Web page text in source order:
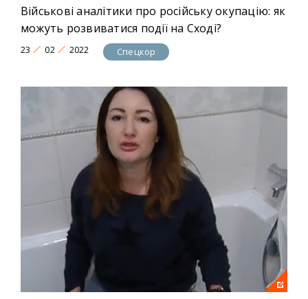
Військові аналітики про російську окупацію: як
можуть розвиватися події на Сході?
23 02 2022 Спецкор